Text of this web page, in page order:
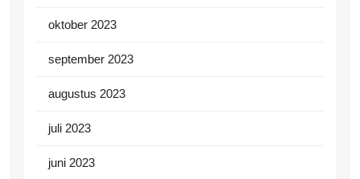
oktober 2023
september 2023
augustus 2023
juli 2023
juni 2023